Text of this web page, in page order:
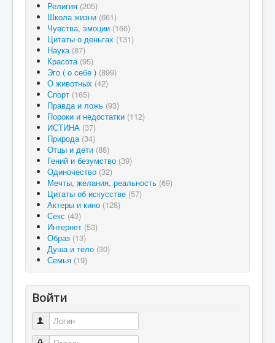
Религия (205)
Школа жизни (661)
Чувства, эмоции (166)
Цитаты о деньгах (131)
Наука (87)
Красота (95)
Эго ( о себе ) (899)
О животных (42)
Спорт (165)
Правда и ложь (93)
Пороки и недостатки (112)
ИСТИНА (37)
Природа (34)
Отцы и дети (88)
Гений и безумство (39)
Одиночество (32)
Мечты, желания, реальность (69)
Цитаты об искусстве (57)
Актеры и кино (128)
Секс (43)
Интернет (53)
Образ (13)
Душа и тело (30)
Семья (19)
Войти
Логин